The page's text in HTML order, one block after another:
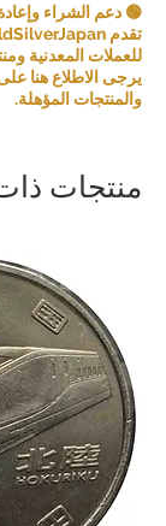
🟢 دعم الشراء وإعادة
للعملات المعدنية
يرجى الاطلاع هنا
والمنتجات المؤهلة.
منتجات